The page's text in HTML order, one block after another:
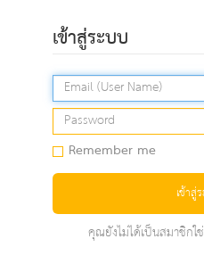
เข้าสู่ระบบ
Remember me
เข้าสู่
คุณยังไม่ได้เป็นสมาชิกใ